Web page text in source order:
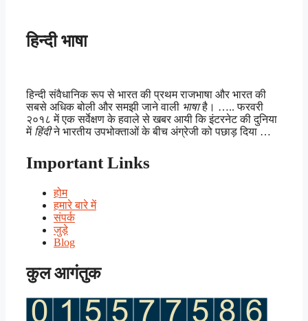
हिन्दी भाषा
हिन्दी संवैधानिक रूप से भारत की प्रथम राजभाषा और भारत की
सबसे अधिक बोली और समझी जाने वाली भाषाहै। ….. फरवरी
२०१८ में एक सर्वेक्षण के हवाले से खबर आयी कि इंटरनेट की दुनिया
में हिंदीने भारतीय उपभोक्ताओं के बीच अंग्रेजी को पछाड़ दिया …
Important Links
होम
हमारे बारे में
संपर्क
जुड़े
Blog
कुल आगंतुक